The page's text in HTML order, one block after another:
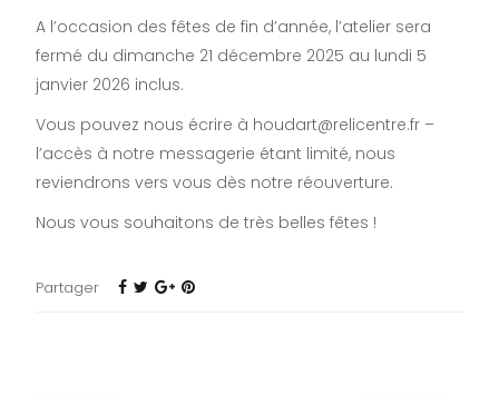
A l’occasion des fêtes de fin d’année, l’atelier sera
fermé du dimanche 21 décembre 2025 au lundi 5
janvier 2026 inclus.
Vous pouvez nous écrire à houdart@relicentre.fr –
l’accès à notre messagerie étant limité, nous
reviendrons vers vous dès notre réouverture.
Nous vous souhaitons de très belles fêtes !
Partager